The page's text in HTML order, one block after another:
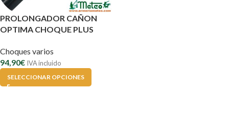
PROLONGADOR CAÑON
OPTIMA CHOQUE PLUS
Choques varios
94,90€ IVA incluido
SELECCIONAR OPCIONES